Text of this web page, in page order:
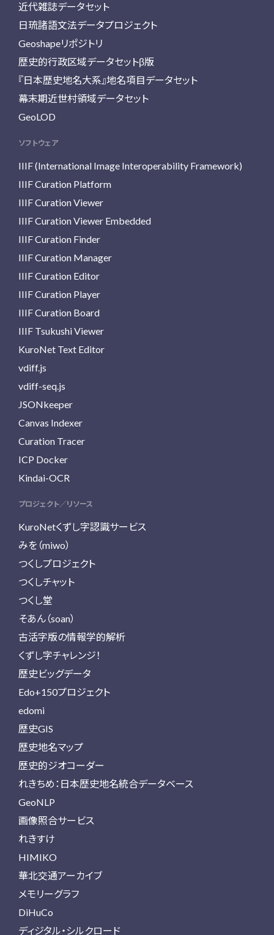
近代雑誌データセット
日琉諸語文法データプロジェクト
Geoshapeリポジトリ
歴史的行政区域データセットβ版
『日本歴史地名大系』地名項目データセット
幕末期近世村領域データセット
GeoLOD
ソフトウェア
IIIF (International Image Interoperability Framework)
IIIF Curation Platform
IIIF Curation Viewer
IIIF Curation Viewer Embedded
IIIF Curation Finder
IIIF Curation Manager
IIIF Curation Editor
IIIF Curation Player
IIIF Curation Board
IIIF Tsukushi Viewer
KuroNet Text Editor
vdiff.js
vdiff-seq.js
JSONkeeper
Canvas Indexer
Curation Tracer
ICP Docker
Kindai-OCR
プロジェクト／リソース
KuroNetくずし字認識サービス
みを（miwo）
つくしプロジェクト
つくしチャット
つくし堂
そあん（soan）
古活字版の情報学的解析
くずし字チャレンジ！
歴史ビッグデータ
Edo+150プロジェクト
edomi
歴史GIS
歴史地名マップ
歴史的ジオコーダー
れきちめ：日本歴史地名統合データベース
GeoNLP
画像照合サービス
れきすけ
HIMIKO
華北交通アーカイブ
メモリーグラフ
DiHuCo
ディジタル・シルクロード